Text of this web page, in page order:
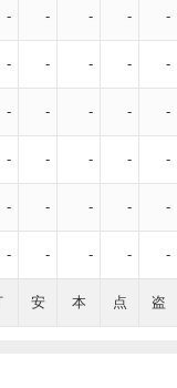
- - - - -
- - - - -
- - - - -
- - - - -
- - - - -
- - - - -
安 本 点 盗